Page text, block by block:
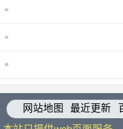
网站地图 最近更新